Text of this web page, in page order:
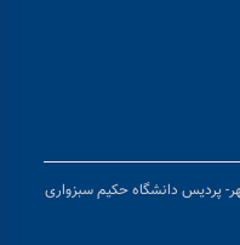
پردیس دانشگاه حکیم سبزواری